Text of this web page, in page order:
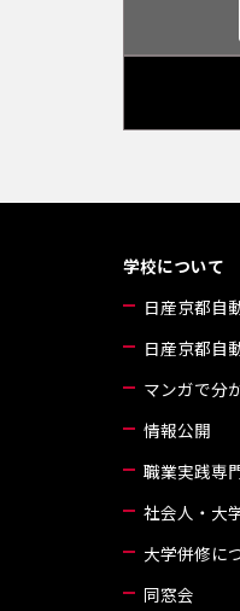
学校について
日産京都自
日産京都自
マンガで分
情報公開
職業実践専
社会人・大
大学併修に
同窓会